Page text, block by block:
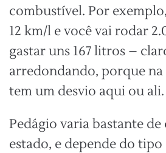
combustível. Por
12 km/l e você vai rodar
gastar uns 167 litros –
arredondando, porque
tem um desvio aqui ou ali.
Pedágio varia bastante de
estado, e depende do